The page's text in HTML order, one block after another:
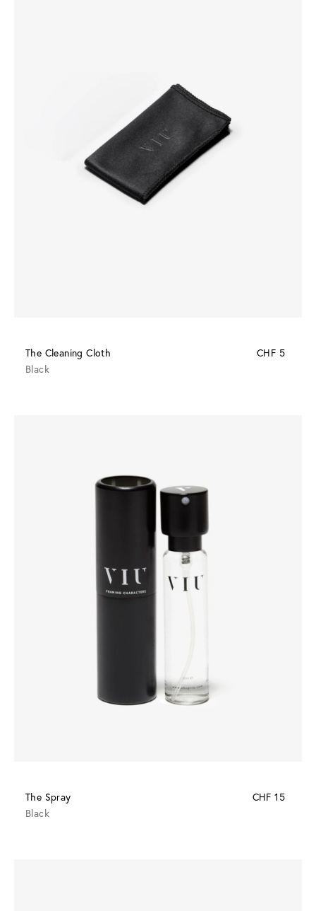
The Cleaning Cloth
CHF 5
Black
The Spray
CHF 15
Black